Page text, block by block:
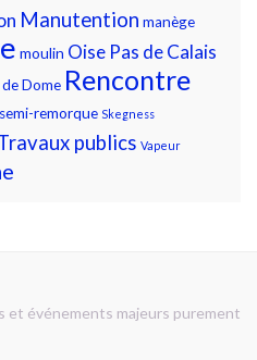
Manutention manège
moulin Oise Pas de Calais
Dome Rencontre
semi-remorque Skegness
publics Vapeur
et événements majeurs purement